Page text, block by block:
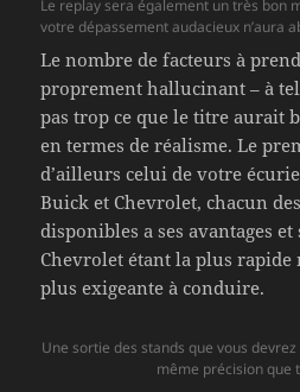
Le replay sera également un très bon
votre dépassement audacieux n’aura
Le nombre de facteurs à
proprement hallucinant – à
pas trop ce que le titre aurait
en termes de réalisme. Le
d’ailleurs celui de votre
Buick et Chevrolet, chacun
disponibles a ses avantages
Chevrolet étant la plus rapide
plus exigeante à conduire.
Une sortie des stands que vous
même précision que